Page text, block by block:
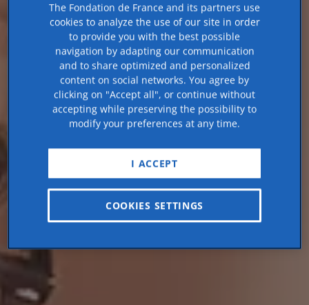
The Fondation de France and its partners use
cookies to analyze the use of our site in order
to provide you with the best possible
navigation by adapting our communication
and to share optimized and personalized
content on social networks. You agree by
clicking on "Accept all", or continue without
accepting while preserving the possibility to
modify your preferences at any time.
I ACCEPT
COOKIES SETTINGS